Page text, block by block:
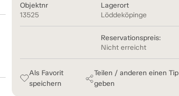
Objektnr
13525
Lagerort
Löddeköpinge
Reservationspreis:
Nicht erreicht
Als Favorit
speichern
Teilen / anderen einen Tip
geben